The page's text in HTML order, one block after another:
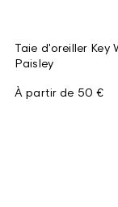
Taie d'oreiller Key
Paisley
À partir de 50 €